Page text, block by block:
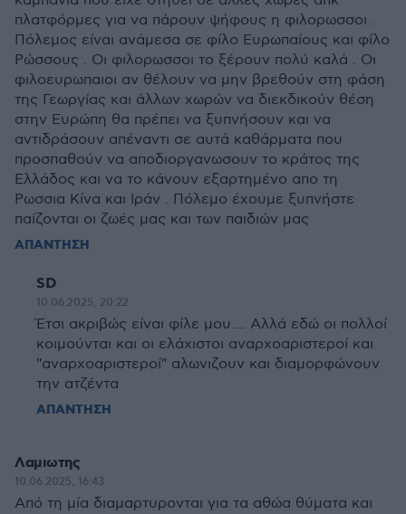
πλατφόρμες για να πάρουν ψήφους η φιλορωσσοι .
Πόλεμος είναι ανάμεσα σε φίλο Ευρωπαίους και φίλο
Ρώσσους . Οι φιλορωσσοι το ξέρουν πολύ καλά . Οι
φιλοευρωπαιοι αν θέλουν να μην βρεθούν στη φάση
της Γεωργίας και άλλων χωρών να διεκδικούν θέση
στην Ευρώπη θα πρέπει να ξυπνήσουν και να
αντιδράσουν απέναντι σε αυτά καθάρματα που
προσπαθούν να αποδιοργανωσουν το κράτος της
Ελλάδος και να το κάνουν εξαρτημένο απο τη
Ρωσσια Κίνα και Ιράν . Πόλεμο έχουμε ξυπνήστε
παίζονται οι ζωές μας και των παιδιών μας
ΑΠΑΝΤΗΣΗ
SD
10.06.2025, 20:22
Έτσι ακριβώς είναι φίλε μου.... Αλλά εδώ οι πολλοί
κοιμούνται και οι ελάχιστοι αναρχοαριστεροί και
"αναρχοαριστεροί" αλωνιζουν και διαμορφώνουν
την ατζέντα
ΑΠΑΝΤΗΣΗ
Λαμιωτης
10.06.2025, 16:43
Από τη μία διαμαρτυρονται για τα αθώα θύματα και